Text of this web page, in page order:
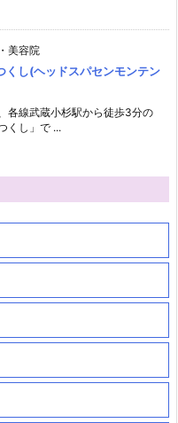
美容院
くし(ヘッドスパセンモンテン
各線武蔵小杉駅から徒歩3分の
くし」で ...